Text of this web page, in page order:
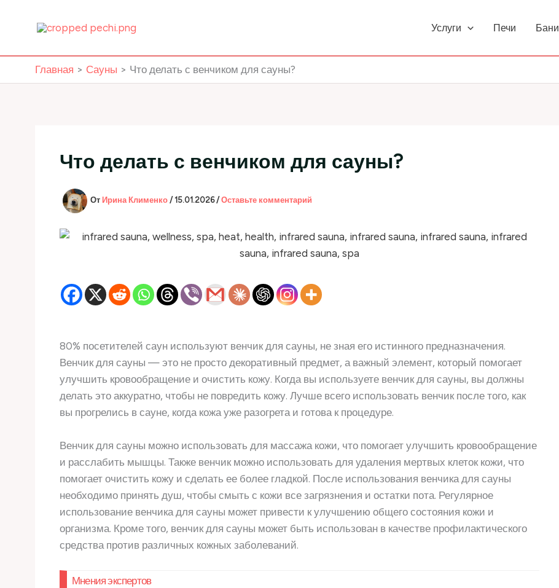
Услуги Печи Бани
Главная Сауны Что делать с венчиком для сауны?
Что делать с венчиком для сауны?
От Ирина Клименко / 15.01.2026/ Оставьте комментарий
80% посетителей саун используют венчик для сауны, не зная его истинного предназначения.
Венчик для сауны — это не просто декоративный предмет, а важный элемент, который помогает
улучшить кровообращение и очистить кожу. Когда вы используете венчик для сауны, вы должны
делать это аккуратно, чтобы не повредить кожу. Лучше всего использовать венчик после того, как
вы прогрелись в сауне, когда кожа уже разогрета и готова к процедуре.
Венчик для сауны можно использовать для массажа кожи, что помогает улучшить кровообращение
и расслабить мышцы. Также венчик можно использовать для удаления мертвых клеток кожи, что
помогает очистить кожу и сделать ее более гладкой. После использования венчика для сауны
необходимо принять душ, чтобы смыть с кожи все загрязнения и остатки пота. Регулярное
использование венчика для сауны может привести к улучшению общего состояния кожи и
организма. Кроме того, венчик для сауны может быть использован в качестве профилактического
средства против различных кожных заболеваний.
Мнения экспертов